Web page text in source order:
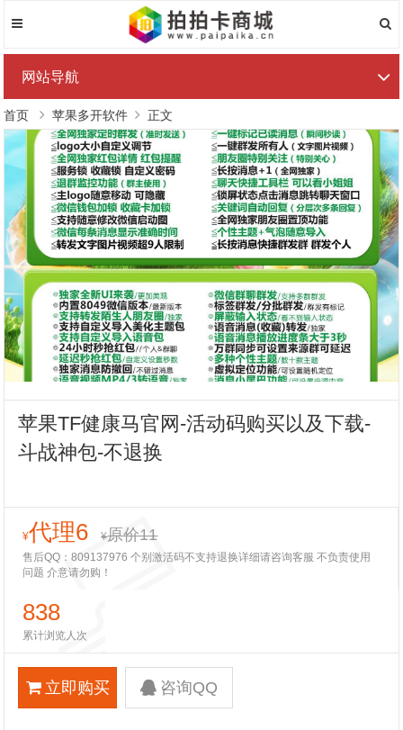
网站导航
首页 苹果多开软件 正文
苹果TF健康马官网-活动码购买以及下载-
斗战神包-不退换
¥代理6 ¥原价11
售后QQ：809137976 个别激活码不支持退换详细请咨询客服 不负责使用
问题 介意请勿购！
838
累计浏览人次
立即购买 咨询QQ